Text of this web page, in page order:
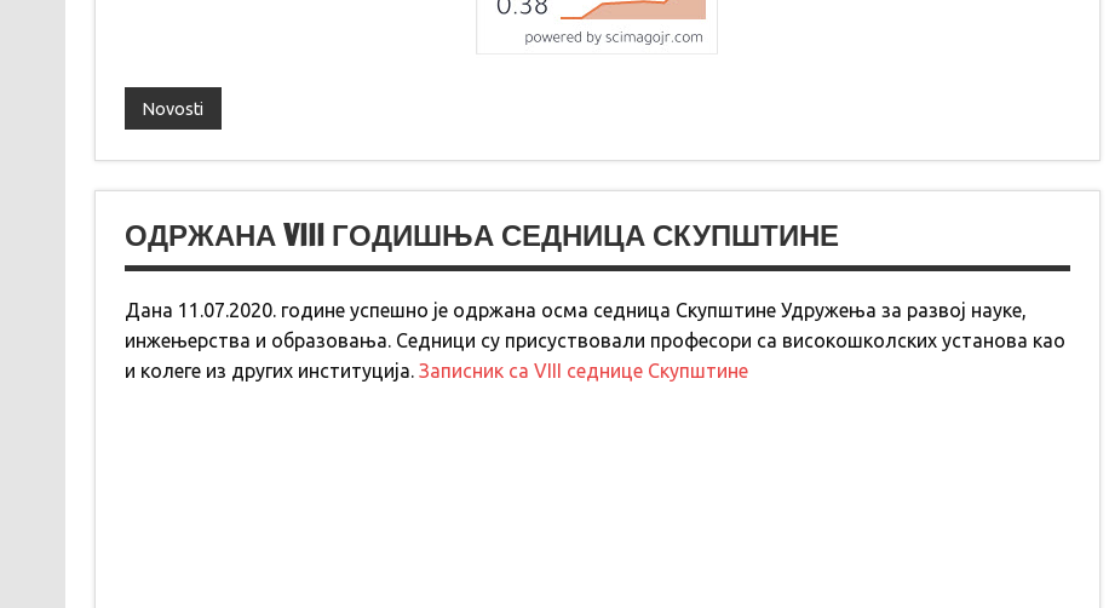
Novosti
ОДРЖАНА VIII ГОДИШЊА СЕДНИЦА СКУПШТИНЕ
Дана 11.07.2020. године успешно је одржана осма седница Скупштине Удружења за развој науке,
инжењерства и образовања. Седници су присуствовали професори са високошколских установа као
и колеге из других институција. Записник са VIII седнице Скупштине